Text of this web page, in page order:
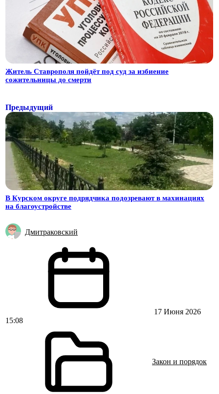
Житель Ставрополя пойдёт под суд за избиение
сожительницы до смерти
Предыдущий
В Курском округе подрядчика подозревают в махинациях
на благоустройстве
Дмитраковский
17 Июня 2026
15:08
Закон и порядок